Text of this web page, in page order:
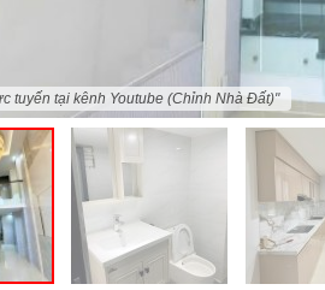
tuyến tại kênh Youtube (Chỉnh Nhà Đất)"